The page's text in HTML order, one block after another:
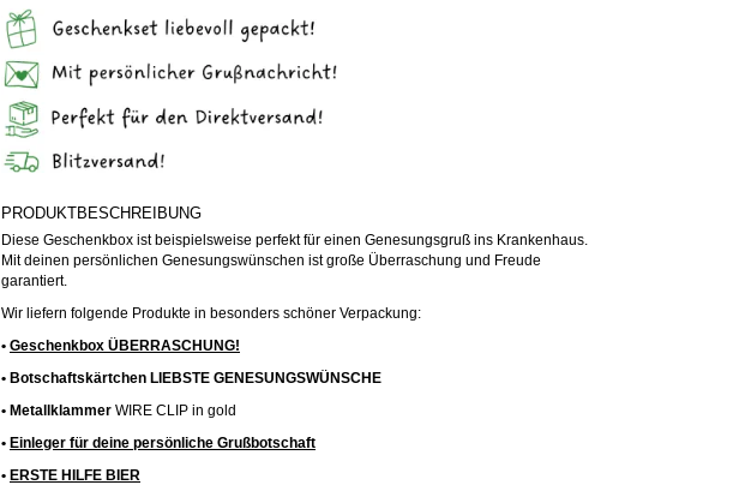
PRODUKTBESCHREIBUNG
Diese Geschenkbox ist beispielsweise perfekt für einen Genesungsgruß ins Krankenhaus.
Mit deinen persönlichen Genesungswünschen ist große Überraschung und Freude
garantiert.
Wir liefern folgende Produkte in besonders schöner Verpackung:
• Geschenkbox ÜBERRASCHUNG!
• Botschaftskärtchen LIEBSTE GENESUNGSWÜNSCHE
• Metallklammer WIRE CLIP in gold
• Einleger für deine persönliche Grußbotschaft
• ERSTE HILFE BIER